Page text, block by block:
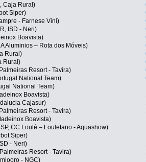
Caja Rural)
Siper)
- Farnese Vini)
ISD - Neri)
Boavista)
Aluminios – Rota dos Móveis)
Rural)
Rural)
Resort - Tavira)
National Team)
National Team)
Boavista)
Cajasur)
Resort - Tavira)
Boavista)
CC Loulé – Louletano - Aquashow)
Siper)
- Neri)
Resort - Tavira)
- NGC)